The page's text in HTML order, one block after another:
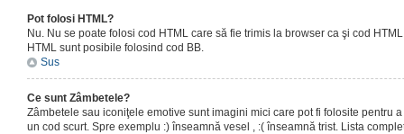
Pot folosi HTML?
Nu. Nu se poate folosi cod HTML care să fie trimis la browser ca şi cod
HTML sunt posibile folosind cod BB.
Sus
Ce sunt Zâmbetele?
Zâmbetele sau iconiţele emotive sunt imagini mici care pot fi folosite pentru
un cod scurt. Spre exemplu :) înseamnă vesel , :( înseamnă trist. Lista